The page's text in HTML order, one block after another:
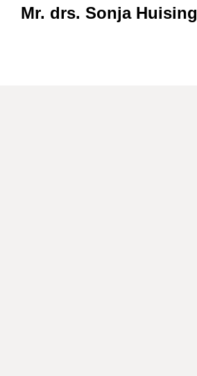
Mr. drs. Sonja Huising